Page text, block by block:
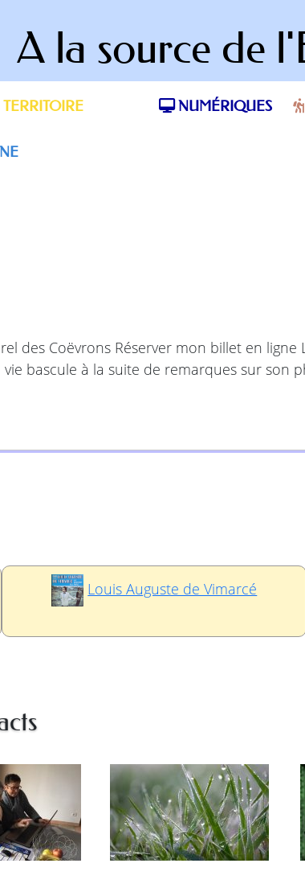
A la source de
NUMÉRIQUES
des Coëvrons Réserver mon billet en
bascule à la suite de remarques sur son
Louis Auguste de Vimarcé